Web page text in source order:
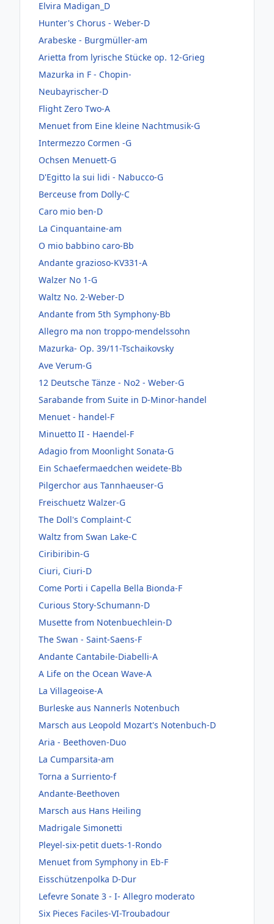
Elvira Madigan_D
Hunter's Chorus - Weber-D
Arabeske - Burgmüller-am
Arietta from lyrische Stücke op. 12-Grieg
Mazurka in F - Chopin-
Neubayrischer-D
Flight Zero Two-A
Menuet from Eine kleine Nachtmusik-G
Intermezzo Cormen -G
Ochsen Menuett-G
D'Egitto la sui lidi - Nabucco-G
Berceuse from Dolly-C
Caro mio ben-D
La Cinquantaine-am
O mio babbino caro-Bb
Andante grazioso-KV331-A
Walzer No 1-G
Waltz No. 2-Weber-D
Andante from 5th Symphony-Bb
Allegro ma non troppo-mendelssohn
Mazurka- Op. 39/11-Tschaikovsky
Ave Verum-G
12 Deutsche Tänze - No2 - Weber-G
Sarabande from Suite in D-Minor-handel
Menuet - handel-F
Minuetto II - Haendel-F
Adagio from Moonlight Sonata-G
Ein Schaefermaedchen weidete-Bb
Pilgerchor aus Tannhaeuser-G
Freischuetz Walzer-G
The Doll's Complaint-C
Waltz from Swan Lake-C
Ciribiribin-G
Ciuri, Ciuri-D
Come Porti i Capella Bella Bionda-F
Curious Story-Schumann-D
Musette from Notenbuechlein-D
The Swan - Saint-Saens-F
Andante Cantabile-Diabelli-A
A Life on the Ocean Wave-A
La Villageoise-A
Burleske aus Nannerls Notenbuch
Marsch aus Leopold Mozart's Notenbuch-D
Aria - Beethoven-Duo
La Cumparsita-am
Torna a Surriento-f
Andante-Beethoven
Marsch aus Hans Heiling
Madrigale Simonetti
Pleyel-six-petit duets-1-Rondo
Menuet from Symphony in Eb-F
Eisschützenpolka D-Dur
Lefevre Sonate 3 - I- Allegro moderato
Six Pieces Faciles-VI-Troubadour